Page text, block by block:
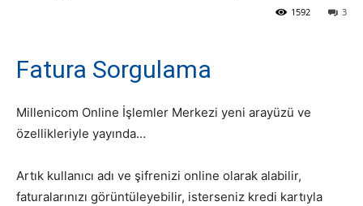
3
1592
Fatura Sorgulama
Millenicom Online İşlemler Merkezi yeni arayüzü ve
özellikleriyle yayında…
Artık kullanıcı adı ve şifrenizi online olarak alabilir,
faturalarınızı görüntüleyebilir, isterseniz kredi kartıyla